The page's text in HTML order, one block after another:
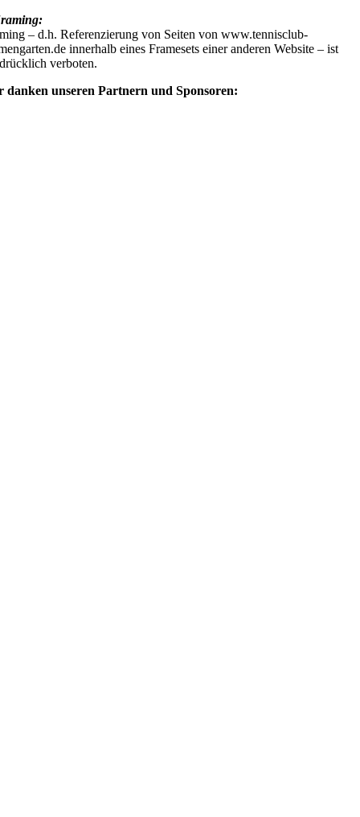
– d.h. Referenzierung von Seiten von www.tennisclub-
innerhalb eines Framesets einer anderen Website – ist
verboten.
danken unseren Partnern und Sponsoren: